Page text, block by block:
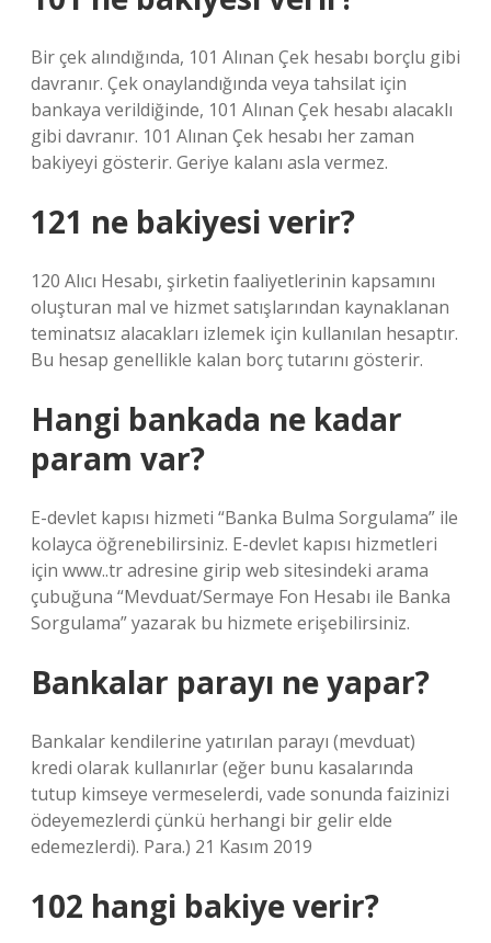
Bir çek alındığında, 101 Alınan Çek hesabı borçlu gibi
davranır. Çek onaylandığında veya tahsilat için
bankaya verildiğinde, 101 Alınan Çek hesabı alacaklı
gibi davranır. 101 Alınan Çek hesabı her zaman
bakiyeyi gösterir. Geriye kalanı asla vermez.
121 ne bakiyesi verir?
120 Alıcı Hesabı, şirketin faaliyetlerinin kapsamını
oluşturan mal ve hizmet satışlarından kaynaklanan
teminatsız alacakları izlemek için kullanılan hesaptır.
Bu hesap genellikle kalan borç tutarını gösterir.
Hangi bankada ne kadar
param var?
E-devlet kapısı hizmeti “Banka Bulma Sorgulama” ile
kolayca öğrenebilirsiniz. E-devlet kapısı hizmetleri
için www..tr adresine girip web sitesindeki arama
çubuğuna “Mevduat/Sermaye Fon Hesabı ile Banka
Sorgulama” yazarak bu hizmete erişebilirsiniz.
Bankalar parayı ne yapar?
Bankalar kendilerine yatırılan parayı (mevduat)
kredi olarak kullanırlar (eğer bunu kasalarında
tutup kimseye vermeselerdi, vade sonunda faizinizi
ödeyemezlerdi çünkü herhangi bir gelir elde
edemezlerdi). Para.) 21 Kasım 2019
102 hangi bakiye verir?